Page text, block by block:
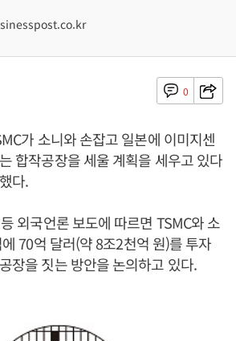
0
가 소니와 손잡고 일본에 이미지센
합작공장을 세울 계획을 세우고 있다
다.
외국언론 보도에 따르면 TSMC와 소
70억 달러(약 8조2천억 원)를 투자
장을 짓는 방안을 논의하고 있다.